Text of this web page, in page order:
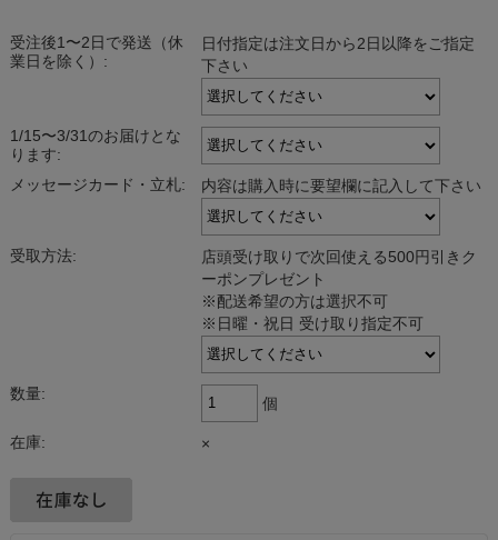
受注後1〜2日で発送（休
業日を除く）:
日付指定は注文日から2日以降をご指定
下さい
1/15〜3/31のお届けとな
ります:
メッセージカード・立札:
内容は購入時に要望欄に記入して下さい
受取方法:
店頭受け取りで次回使える500円引きク
ーポンプレゼント
※配送希望の方は選択不可
※日曜・祝日 受け取り指定不可
数量:
個
在庫: ×